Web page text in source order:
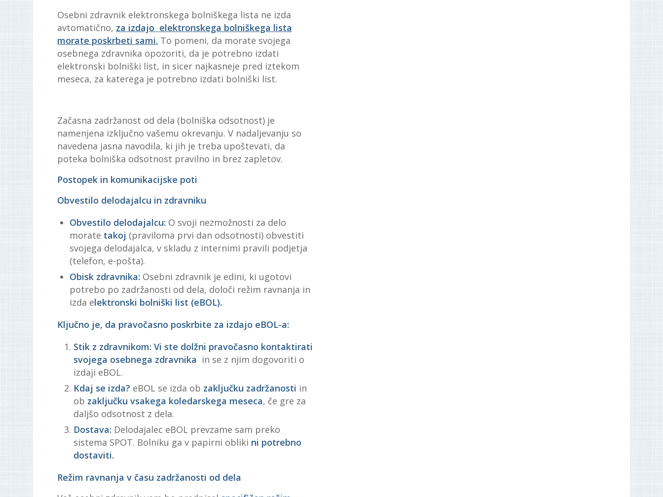
Osebni zdravnik elektronskega bolniškega lista ne izda
avtomatično, za izdajo elektronskega bolniškega lista
morate poskrbeti sami. To pomeni, da morate svojega
osebnega zdravnika opozoriti, da je potrebno izdati
elektronski bolniški list, in sicer najkasneje pred iztekom
meseca, za katerega je potrebno izdati bolniški list.
Začasna zadržanost od dela (bolniška odsotnost) je
namenjena izključno vašemu okrevanju. V nadaljevanju so
navedena jasna navodila, ki jih je treba upoštevati, da
poteka bolniška odsotnost pravilno in brez zapletov.
Postopek in komunikacijske poti
Obvestilo delodajalcu in zdravniku
Obvestilo delodajalcu: O svoji nezmožnosti za delo
morate takoj (praviloma prvi dan odsotnosti) obvestiti
svojega delodajalca, v skladu z internimi pravili podjetja
(telefon, e-pošta).
Obisk zdravnika: Osebni zdravnik je edini, ki ugotovi
potrebo po zadržanosti od dela, določi režim ravnanja in
izda elektronski bolniški list (eBOL).
Ključno je, da pravočasno poskrbite za izdajo eBOL-a:
Stik z zdravnikom: Vi ste dolžni pravočasno kontaktirati
svojega osebnega zdravnika in se z njim dogovoriti o
izdaji eBOL.
Kdaj se izda? eBOL se izda ob zaključku zadržanosti in
ob zaključku vsakega koledarskega meseca, če gre za
daljšo odsotnost z dela.
Dostava: Delodajalec eBOL prevzame sam preko
sistema SPOT. Bolniku ga v papirni obliki ni potrebno
dostaviti.
Režim ravnanja v času zadržanosti od dela